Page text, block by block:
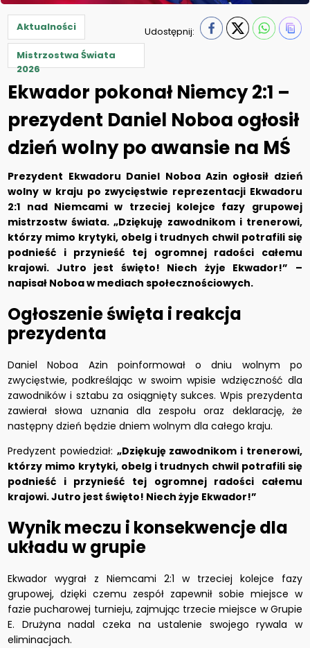
Aktualności
Mistrzostwa Świata
2026
Udostępnij:
Ekwador pokonał Niemcy 2:1 –
prezydent Daniel Noboa ogłosił
dzień wolny po awansie na MŚ
Prezydent Ekwadoru Daniel Noboa Azin ogłosił dzień
wolny w kraju po zwycięstwie reprezentacji Ekwadoru
2:1 nad Niemcami w trzeciej kolejce fazy grupowej
mistrzostw świata. „Dziękuję zawodnikom i trenerowi,
którzy mimo krytyki, obelg i trudnych chwil potrafili się
podnieść i przynieść tej ogromnej radości całemu
krajowi. Jutro jest święto! Niech żyje Ekwador!” –
napisał Noboa w mediach społecznościowych.
Ogłoszenie święta i reakcja
prezydenta
Daniel Noboa Azin poinformował o dniu wolnym po
zwycięstwie, podkreślając w swoim wpisie wdzięczność dla
zawodników i sztabu za osiągnięty sukces. Wpis prezydenta
zawierał słowa uznania dla zespołu oraz deklarację, że
następny dzień będzie dniem wolnym dla całego kraju.
Predyzent powiedział: „Dziękuję zawodnikom i trenerowi,
którzy mimo krytyki, obelg i trudnych chwil potrafili się
podnieść i przynieść tej ogromnej radości całemu
krajowi. Jutro jest święto! Niech żyje Ekwador!”
Wynik meczu i konsekwencje dla
układu w grupie
Ekwador wygrał z Niemcami 2:1 w trzeciej kolejce fazy
grupowej, dzięki czemu zespół zapewnił sobie miejsce w
fazie pucharowej turnieju, zajmując trzecie miejsce w Grupie
E. Drużyna nadal czeka na ustalenie swojego rywala w
eliminacjach.